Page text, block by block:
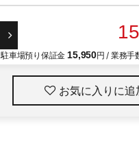
駐車場預り保証金 15,950円 / 業務手
お気に入りに追